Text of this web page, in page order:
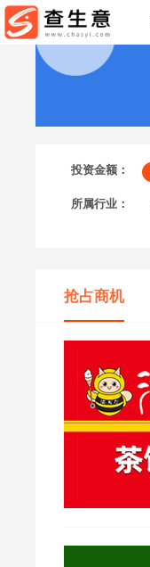
投资金额：
所属行业：
抢占商机